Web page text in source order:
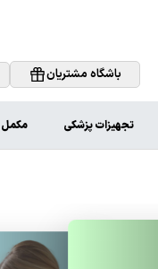
باشگاه مشتریان
تجهیزات پزشکی